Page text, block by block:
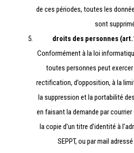
de ces périodes, toutes les
sont
droits des personnes
Conformément à la loi
toutes personnes peut exercer
rectification, d’opposition, à la
la suppression et la portabilité
en faisant la demande par
la copie d’un titre d’identité à
SEPPT, ou par mail